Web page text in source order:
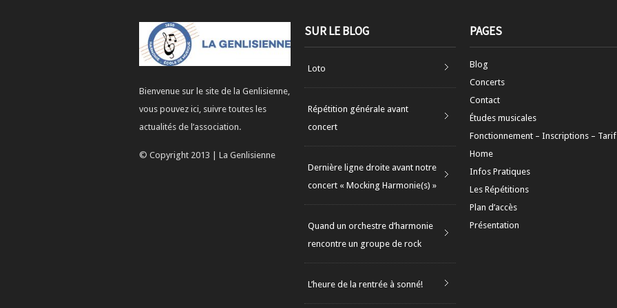
Bienvenue sur le site de la Genlisienne,
vous pouvez ici, suivre toutes les
actualités de l’association.
© Copyright 2013 | La Genlisienne
SUR LE BLOG
Loto
Répétition générale avant
concert
Dernière ligne droite avant notre
concert « Mocking Harmonie(s) »
Quand un orchestre d’harmonie
rencontre un groupe de rock
L’heure de la rentrée à sonné!
PAGES
Blog
Concerts
Contact
Études musicales
Fonctionnement – Inscriptions –
Home
Infos Pratiques
Les Répétitions
Plan d’accès
Présentation